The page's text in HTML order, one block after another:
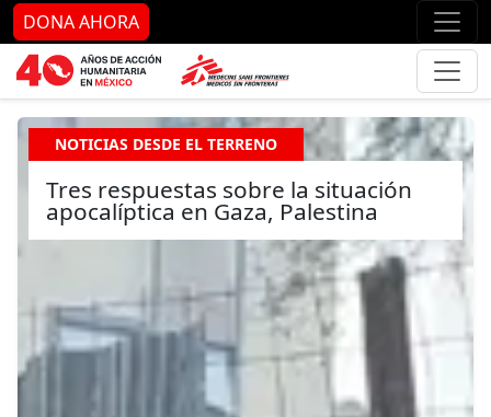
Ir al contenido principal Ir
DONA AHORA
NOTICIAS DESDE EL TERRENO
Tres respuestas sobre la situación
apocalíptica en Gaza, Palestina